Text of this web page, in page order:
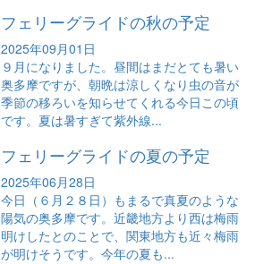
フェリーグライドの秋の予定
2025年09月01日
９月になりました。昼間はまだとても暑い
奥多摩ですが、朝晩は涼しくなり虫の音が
季節の移ろいを知らせてくれる今日この頃
です。夏は暑すぎて紫外線...
フェリーグライドの夏の予定
2025年06月28日
今日（６月２８日）もまるで真夏のような
陽気の奥多摩です。近畿地方より西は梅雨
明けしたとのことで、関東地方も近々梅雨
が明けそうです。今年の夏も...